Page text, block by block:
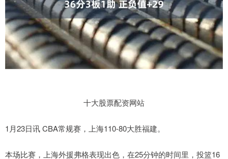
十大股票配资网站
1月23日讯 CBA常规赛，上海110-80大胜福建。
本场比赛，上海外援弗格表现出色，在25分钟的时间里，投篮16